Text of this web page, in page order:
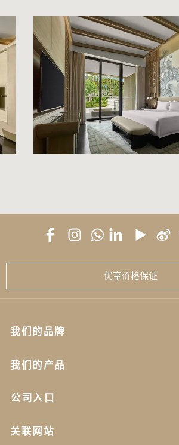
优享价格保证
我们的品牌
我们的产品
公司入口
关联网站